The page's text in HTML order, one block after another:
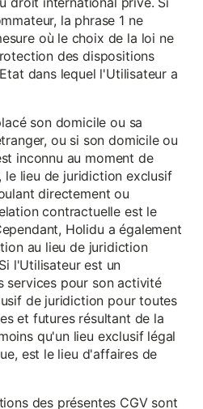
la phrase 1 ne
où le choix de la loi ne
des dispositions
dans lequel l'Utilisateur a
son domicile ou sa
ou si son domicile ou
inconnu au moment de
lieu de juridiction exclusif
directement ou
contractuelle est le
Holidu a également
au lieu de juridiction
l'Utilisateur est un
services pour son activité
de juridiction pour toutes
et futures résultant de la
qu'un lieu exclusif légal
est le lieu d'affaires de
des présentes CGV sont